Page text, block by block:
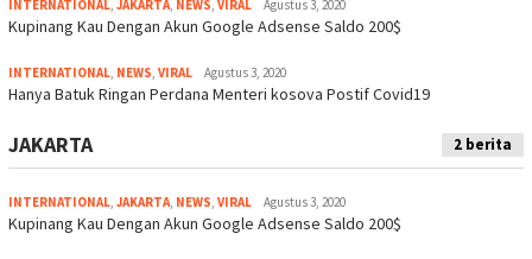
INTERNATIONAL, JAKARTA, NEWS, VIRAL Agustus 3, 2020
Kupinang Kau Dengan Akun Google Adsense Saldo 200$
INTERNATIONAL, NEWS, VIRAL Agustus 3, 2020
Hanya Batuk Ringan Perdana Menteri kosova Postif Covid19
JAKARTA 2 berita
INTERNATIONAL JAKARTA NEWS VIRAL Agustus 3, 2020
Kupinang Kau Dengan Akun Google Adsense Saldo 200$